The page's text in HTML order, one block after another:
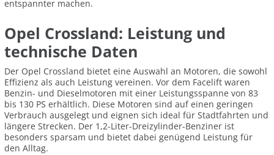
entspannter machen.
Opel Crossland: Leistung und
technische Daten
Der Opel Crossland bietet eine Auswahl an Motoren, die sowohl
Effizienz als auch Leistung vereinen. Vor dem Facelift waren
Benzin- und Dieselmotoren mit einer Leistungsspanne von 83
bis 130 PS erhältlich. Diese Motoren sind auf einen geringen
Verbrauch ausgelegt und eignen sich ideal für Stadtfahrten und
längere Strecken. Der 1,2-Liter-Dreizylinder-Benziner ist
besonders sparsam und bietet dabei genügend Leistung für
den Alltag.